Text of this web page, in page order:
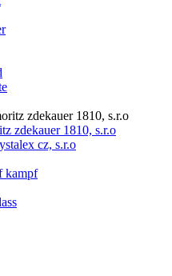
zdekauer 1810, s.r.o
cz, s.r.o
kampf